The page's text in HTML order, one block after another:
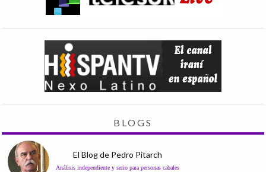
BLOGS
El Blog de Pedro Pitarch
Análisis independiente y serio para personas cabales